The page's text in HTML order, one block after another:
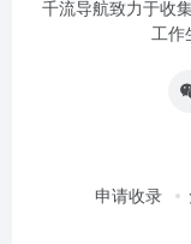
千流导航致力于收
工作
申请收录